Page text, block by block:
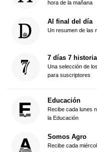
hora de la mañana
Al final del día
Un resumen de las
7 días 7
Una selección de
para suscriptores
Educación
Recibe cada lunes
la Educación
Somos Agro
Recibe cada